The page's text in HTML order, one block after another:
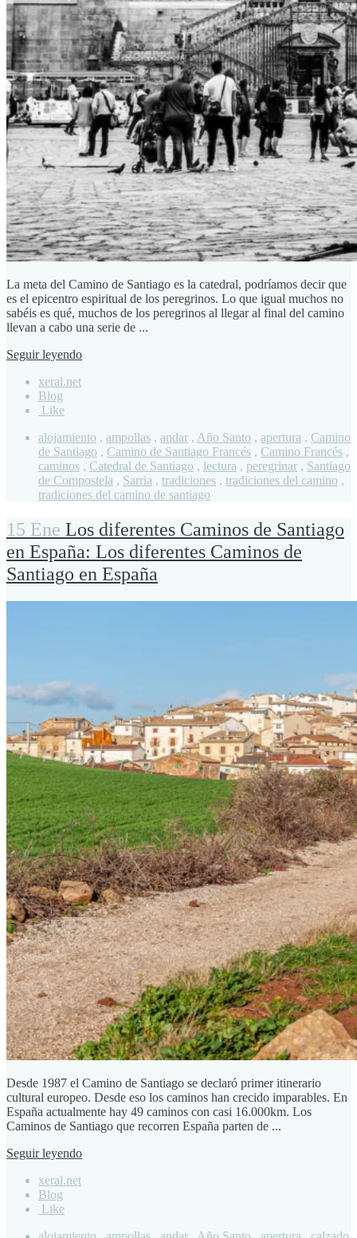
La meta del Camino de Santiago es la catedral, podríamos decir que
es el epicentro espiritual de los peregrinos. Lo que igual muchos no
sabéis es qué, muchos de los peregrinos al llegar al final del camino
llevan a cabo una serie de ...
Seguir leyendo
xeral.net
Blog
Like
alojamiento , ampollas , andar , Año Santo , apertura , Camino
de Santiago , Camino de Santiago Francés , Camino Francés ,
caminos , Catedral de Santiago , lectura , peregrinar , Santiago
de Compostela , Sarria , tradiciones , tradiciones del camino ,
tradiciones del camino de santiago
15 Ene Los diferentes Caminos de Santiago
en España: Los diferentes Caminos de
Santiago en España
Desde 1987 el Camino de Santiago se declaró primer itinerario
cultural europeo. Desde eso los caminos han crecido imparables. En
España actualmente hay 49 caminos con casi 16.000km. Los
Caminos de Santiago que recorren España parten de ...
Seguir leyendo
xeral.net
Blog
Like